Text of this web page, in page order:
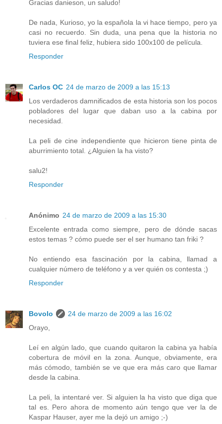
Gracias danieson, un saludo!
De nada, Kurioso, yo la española la vi hace tiempo, pero ya
casi no recuerdo. Sin duda, una pena que la historia no
tuviera ese final feliz, hubiera sido 100x100 de película.
Responder
Carlos OC 24 de marzo de 2009 a las 15:13
Los verdaderos damnificados de esta historia son los pocos
pobladores del lugar que daban uso a la cabina por
necesidad.
La peli de cine independiente que hicieron tiene pinta de
aburrimiento total. ¿Alguien la ha visto?
salu2!
Responder
Anónimo 24 de marzo de 2009 a las 15:30
Excelente entrada como siempre, pero de dónde sacas
estos temas ? cómo puede ser el ser humano tan friki ?
No entiendo esa fascinación por la cabina, llamad a
cualquier número de teléfono y a ver quién os contesta ;)
Responder
Bovolo
24 de marzo de 2009 a las 16:02
Orayo,
Leí en algún lado, que cuando quitaron la cabina ya había
cobertura de móvil en la zona. Aunque, obviamente, era
más cómodo, también se ve que era más caro que llamar
desde la cabina.
La peli, la intentaré ver. Si alguien la ha visto que diga que
tal es. Pero ahora de momento aún tengo que ver la de
Kaspar Hauser, ayer me la dejó un amigo ;-)